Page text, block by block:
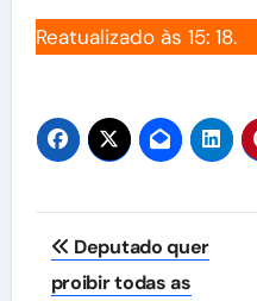
Reatualizado às 15: 18.
Navegação
de
Deputado quer
proibir todas as